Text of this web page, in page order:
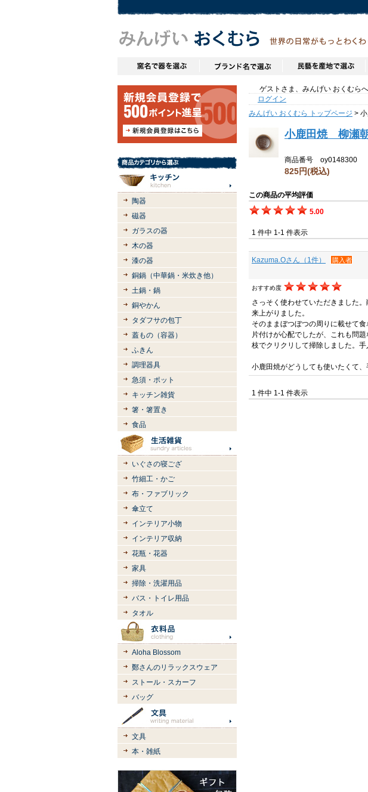
陶器
磁器
ガラスの器
木の器
漆の器
銅鍋（中華鍋・米炊き他）
土鍋・鍋
銅やかん
タダフサの包丁
蓋もの（容器）
ふきん
調理器具
急須・ポット
キッチン雑貨
箸・箸置き
食品
いぐさの寝ござ
竹細工・かご
布・ファブリック
傘立て
インテリア小物
インテリア収納
花瓶・花器
家具
掃除・洗濯用品
バス・トイレ用品
タオル
Aloha Blossom
鄭さんのリラックスウェア
ストール・スカーフ
バッグ
文具
本・雑紙
ゲストさま、みんげい おくむらへ
ログイン
みんげい おくむら トップページ >
小鹿田焼 柳瀬
商品番号 oy0148300
825円(税込)
この商品の平均評価
5.00
1 件中 1-1 件表示
Kazuma.Oさん（1件） 購入者
おすすめ度
さっそく使わせていただきました
来上がりました。
そのままぼつぼつの周りに載せて
片付けが心配でしたが、これも問
枝でクリクリして掃除しました。手
小鹿田焼がどうしても使いたくて
1 件中 1-1 件表示